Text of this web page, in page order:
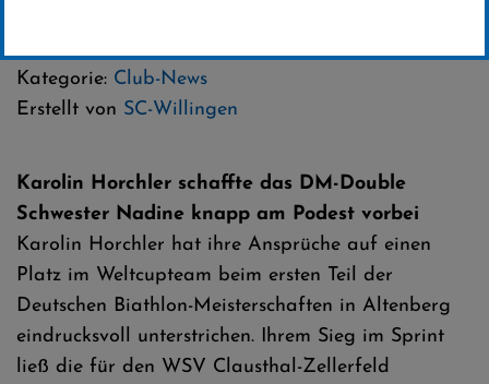
Kategorie: Club-News
Erstellt von SC-Willingen
Karolin Horchler schaffte das DM-Double
Schwester Nadine knapp am Podest vorbei
Karolin Horchler hat ihre Ansprüche auf einen
Platz im Weltcupteam beim ersten Teil der
Deutschen Biathlon-Meisterschaften in Altenberg
eindrucksvoll unterstrichen. Ihrem Sieg im Sprint
ließ die für den WSV Clausthal-Zellerfeld